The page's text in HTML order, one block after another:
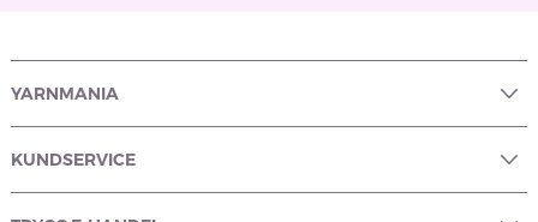
YARNMANIA
KUNDSERVICE